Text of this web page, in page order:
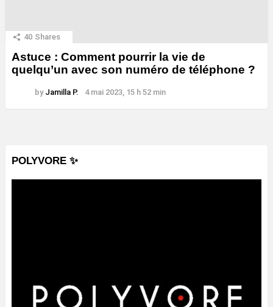
40 Shares
Astuce : Comment pourrir la vie de
quelqu’un avec son numéro de téléphone ?
by Jamilla P. 4 mai 2023, 15 h 52 min
POLYVORE ✨